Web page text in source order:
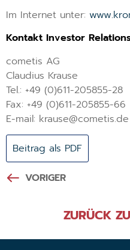
Im Internet unter:
Kontakt Investor
cometis AG
Claudius Krause
Tel.: +49 (0)611-205855-28
Fax: +49 (0)611-205855-66
E-mail: krause@cometis.de
Beitrag als PDF
VORIGER
ZURÜCK